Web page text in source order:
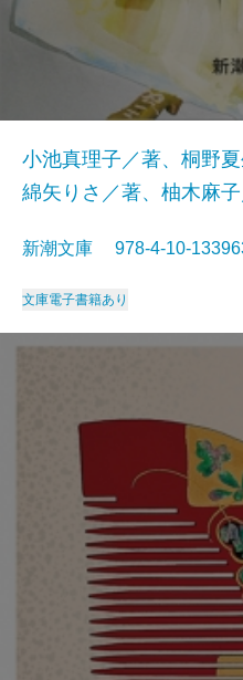
小池真理子／著、桐野
綿矢りさ／著、柚木麻
新潮文庫 978-4-10-
文庫電子書籍あり